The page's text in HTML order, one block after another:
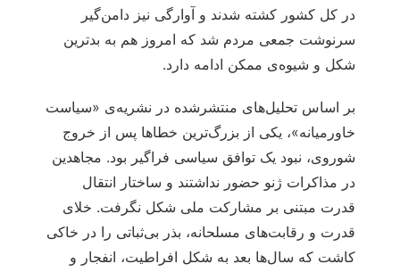
در کل کشور کشته شدند و آوارگی نیز دامن‎‌گیر
سرنوشت جمعی مردم شد که امروز هم به بدترین
شکل و شیوه‌ی ممکن ادامه دارد.
بر اساس تحلیل‌های منتشرشده در نشریه‌ی «سیاست
خاورمیانه»، یکی از بزرگ‌ترین خطاها پس از خروج
شوروی، نبود یک توافق سیاسی فراگیر بود. مجاهدین
در مذاکرات ژنو حضور نداشتند و ساختار انتقال
قدرت مبتنی بر مشارکت ملی شکل نگرفت. خلای
قدرت و رقابت‌های مسلحانه، بذر بی‌ثباتی را در خاکی
کاشت که سال‌ها بعد به شکل افراطیت، انفجار و